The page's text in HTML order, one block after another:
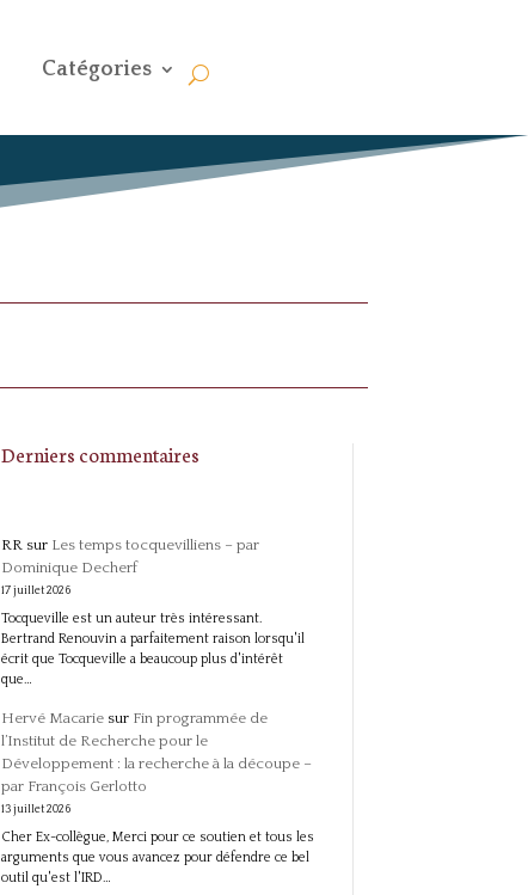
Catégories
Derniers commentaires
RRsur Les temps tocquevilliens – par
Dominique Decherf
17 juillet 2026
Tocqueville est un auteur très intéressant.
Bertrand Renouvin a parfaitement raison lorsqu'il
écrit que Tocqueville a beaucoup plus d'intérêt
que…
Hervé Macariesur Fin programmée de
l’Institut de Recherche pour le
Développement : la recherche à la découpe –
par François Gerlotto
13 juillet 2026
Cher Ex-collègue, Merci pour ce soutien et tous les
arguments que vous avancez pour défendre ce bel
outil qu'est l'IRD…